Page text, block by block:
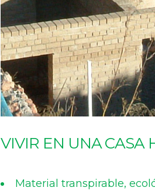
VIVIR EN UNA CASA
Material transpirable,